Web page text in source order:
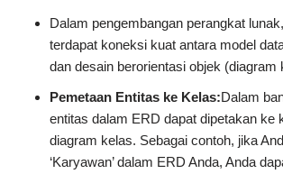
Dalam pengembangan perangkat
terdapat koneksi kuat antara model
dan desain berorientasi objek (diagram
Pemetaan Entitas ke Kelas:Dalam
entitas dalam ERD dapat dipetakan ke
diagram kelas. Sebagai contoh, jika
‘Karyawan’ dalam ERD Anda, Anda